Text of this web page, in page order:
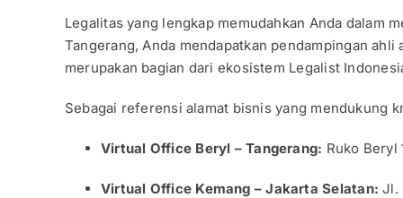
Legalitas yang lengkap memudahkan Anda dalam
Tangerang, Anda mendapatkan pendampingan
merupakan bagian dari ekosistem Legalist
Sebagai referensi alamat bisnis yang mendukung
Virtual Office Beryl – Tangerang: Ruko Beryl
Virtual Office Kemang – Jakarta Selatan: Jl.